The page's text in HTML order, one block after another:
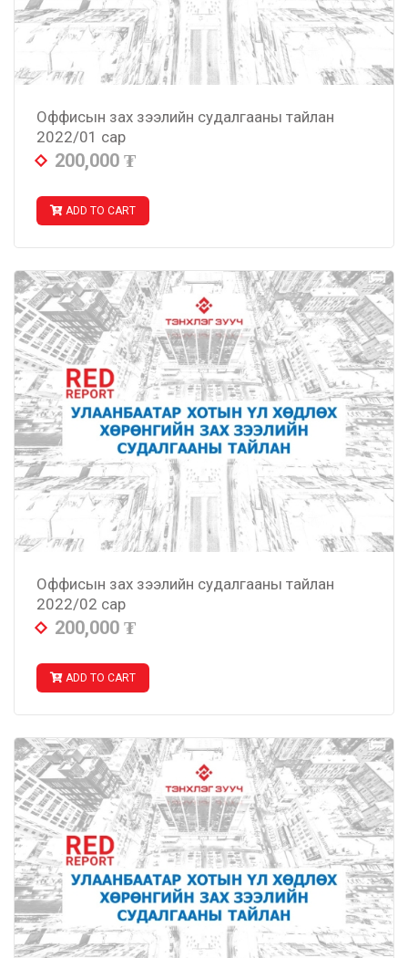
Оффисын зах зээлийн судалгааны тайлан
2022/01 сар
200,000 ₮
ADD TO CART
Оффисын зах зээлийн судалгааны тайлан
2022/02 сар
200,000 ₮
ADD TO CART